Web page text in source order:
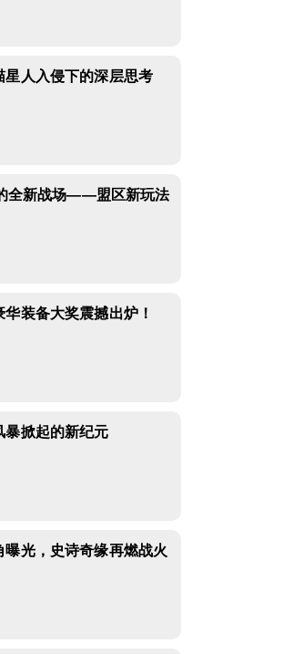
人入侵下的深层思考
全新战场——盟区新玩法
装备大奖震撼出炉！
暴掀起的新纪元
光，史诗奇缘再燃战火